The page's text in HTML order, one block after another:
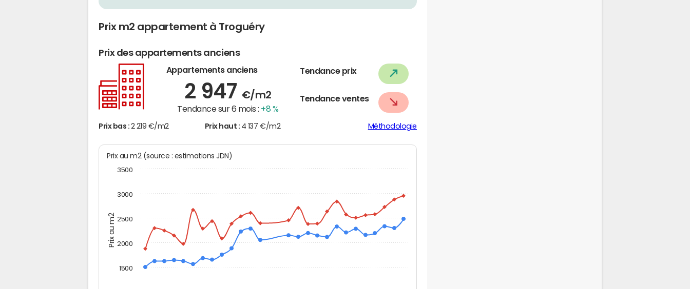
Prix m2 appartement à Troguéry
Prix des appartements anciens
Appartements anciens
2 947 €/m2
Tendance sur 6 mois : +8 %
Tendance prix
Tendance ventes
Prix bas : 2 219 €/m2 Prix haut : 4 137 €/m2 Méthodologie
Prix au m2
Prix au m2 (source : estimations JDN)
1500
2000
2500
3000
3500